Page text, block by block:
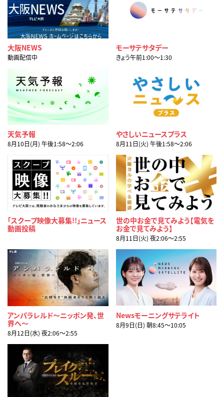
大阪NEWS
動画配信中
モーサテサタデー
きょう午前1:00〜1:30
天気予報
8月10日(月) 午後1:58〜2:06
やさしいニュースプラス
8月11日(火) 午後1:58〜2:06
「スクープ映像大募集!!」ニュース
動画投稿
世の中お金で見てみよう【電気を
お金で見てみよう】
8月11日(火) 夜2:06〜2:55
アンパラレルド～ニッポン発、世
界へ～
8月12日(水) 夜2:06〜2:55
Newsモーニングサテライト
8月9日(日) 朝8:45〜10:05